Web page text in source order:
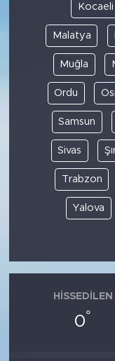
Kocaeli
Malatya
Muğla
Ordu
Samsun
Sivas
Trabzon
Yalova
HISSEDILEN
0°